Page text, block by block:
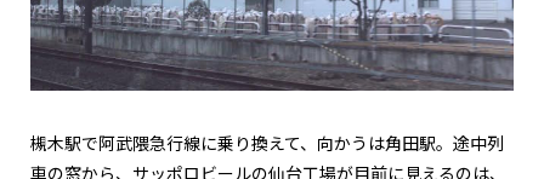
槻木駅で阿武隈急行線に乗り換えて、向かうは角田駅。途中列
車の窓から、サッポロビールの仙台工場が目前に見えるのは、